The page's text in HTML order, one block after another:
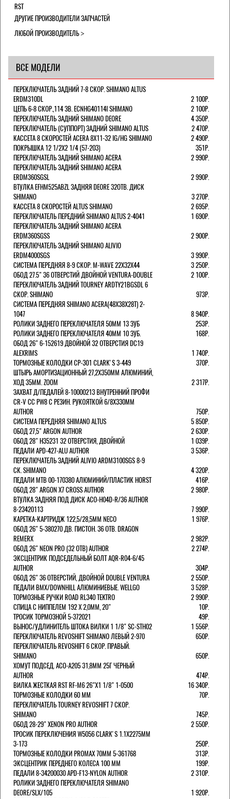
RST
ДРУГИЕ ПРОИЗВОДИТЕЛИ ЗАПЧАСТЕЙ
ЛЮБОЙ ПРОИЗВОДИТЕЛЬ
ВСЕ МОДЕЛИ
ПЕРЕКЛЮЧАТЕЛЬ ЗАДНИЙ 7-8 СКОР. SHIMANO ALTUS
ERDM310DL
2 100Р.
ЦЕПЬ 6-8 СКОР.,114 ЗВ. ECNHG40114I SHIMANO
2 100Р.
ПЕРЕКЛЮЧАТЕЛЬ ЗАДНИЙ SHIMANO DEORE
4 350Р.
ПЕРЕКЛЮЧАТЕЛЬ (СУППОРТ) ЗАДНИЙ SHIMANO ALTUS
2 470Р.
КАССЕТА 8 СКОРОСТЕЙ ACERA 8Х11-32 IG/HG SHIMANO
2 490Р.
ПОКРЫШКА 12 1/2X2 1/4 (57-203)
351Р.
ПЕРЕКЛЮЧАТЕЛЬ ЗАДНИЙ SHIMANO ACERA
2 990Р.
ПЕРЕКЛЮЧАТЕЛЬ ЗАДНИЙ SHIMANO ACERA
ERDM360SGSL
2 990Р.
ВТУЛКА EFHM525ABZL ЗАДНЯЯ DEORE 32ОТВ. ДИСК
SHIMANO
3 270Р.
КАССЕТА 8 СКОРОСТЕЙ ALTUS SHIMANO
2 695Р.
ПЕРЕКЛЮЧАТЕЛЬ ПЕРЕДНИЙ SHIMANO ALTUS 2-4041
1 690Р.
ПЕРЕКЛЮЧАТЕЛЬ ЗАДНИЙ SHIMANO ACERA
ERDM360SGSS
2 900Р.
ПЕРЕКЛЮЧАТЕЛЬ ЗАДНИЙ SHIMANO ALIVIO
ERDM4000SGS
3 990Р.
СИСТЕМА ПЕРЕДНЯЯ 8-9 СКОР. M-WAVE 22Х32Х44
3 250Р.
ОБОД 27.5" 36 ОТВЕРСТИЙ ДВОЙНОЙ VENTURA-DOUBLE
2 100Р.
ПЕРЕКЛЮЧАТЕЛЬ ЗАДНИЙ TOURNEY ARDTY21BGSDL 6
СКОР. SHIMANO
973Р.
СИСТЕМА ПЕРЕДНЯЯ SHIMANO ACERA(48Х38Х28Т) 2-
1047
8 940Р.
РОЛИКИ ЗАДНЕГО ПЕРЕКЛЮЧАТЕЛЯ 50ММ 13 ЗУБ
253Р.
РОЛИКИ ЗАДНЕГО ПЕРЕКЛЮЧАТЕЛЯ 40ММ 10 ЗУБ.
168Р.
ОБОД 26" 6-152619 ДВОЙНОЙ 32 ОТВЕРСТИЯ DC19
ALEXRIMS
1 740Р.
ТОРМОЗНЫЕ КОЛОДКИ CP-301 CLARK'S 3-449
370Р.
ШТЫРЬ АМОРТИЗАЦИОННЫЙ 27,2Х350ММ АЛЮМИНИЙ,
ХОД 35ММ. ZOOM
2 317Р.
ЗАХВАТ Д/ПЕДАЛЕЙ 8-10000213 ВНУТРЕННИЙ ПРОФИ
CR-V CC PW8 С РЕЗИН. РУКОЯТКОЙ 6/8X330ММ
AUTHOR
750Р.
СИСТЕМА ПЕРЕДНЯЯ SHIMANO ALTUS
5 850Р.
ОБОД 27,5" ARGON AUTHOR
2 630Р.
ОБОД 28" H35231 32 ОТВЕРСТИЯ, ДВОЙНОЙ
1 039Р.
ПЕДАЛИ APD-427-ALU AUTHOR
3 536Р.
ПЕРЕКЛЮЧАТЕЛЬ ЗАДНИЙ ALIVIO ARDM3100SGS 8-9
СК. SHIMANO
4 320Р.
ПЕДАЛИ MTB 00-170380 АЛЮМИНИЙ/ПЛАСТИК HORST
416Р.
ОБОД 28" ARGON X7 CROSS AUTHOR
2 980Р.
ВТУЛКА ЗАДНЯЯ ПОД ДИСК ACO-H04D-R/36 AUTHOR
8-23420113
7 990Р.
КАРЕТКА-КАРТРИДЖ 122,5/28,5ММ NECO
1 976Р.
ОБОД 26" 5-380270 ДВ. ПИСТОН. 36 ОТВ. DRAGON
REMERX
2 982Р.
ОБОД 26" NEON PRO (32 ОТВ) AUTHOR
2 274Р.
ЭКСЦЕНТРИК ПОДСЕДЕЛЬНЫЙ БОЛТ AQR-R04-6/45
AUTHOR
304Р.
ОБОД 26" 36 ОТВЕРСТИЙ, ДВОЙНОЙ DOUBLE VENTURA
2 550Р.
ПЕДАЛИ BMX/DOWNHILL АЛЮМИНИЕВЫЕ. WELLGO
3 528Р.
ТОРМОЗНЫЕ РУЧКИ ROAD RL340 TEKTRO
2 990Р.
СПИЦА С НИППЕЛЕМ 192 Х 2,0ММ, 20"
10Р.
ТРОСИК ТОРМОЗНОЙ 5-372021
49Р.
ВЫНОС/УДЛИНИТЕЛЬ ШТОКА ВИЛКИ 1 1/8" SC-STH02
1 556Р.
ПЕРЕКЛЮЧАТЕЛЬ REVOSHIFT SHIMANO ЛЕВЫЙ 2-970
650Р.
ПЕРЕКЛЮЧАТЕЛЬ REVOSHIFT 6 СКОР. ПРАВЫЙ.
SHIMANO
650Р.
ХОМУТ ПОДСЕД. ACO-A205 31,8ММ 25Г ЧЕРНЫЙ
AUTHOR
474Р.
ВИЛКА ЖЕСТКАЯ RST RF-M6 26"Х1 1/8" 1-0500
16 340Р.
ТОРМОЗНЫЕ КОЛОДКИ 60 ММ
70Р.
ПЕРЕКЛЮЧАТЕЛЬ TOURNEY REVOSHIFT 7 СКОР.
SHIMANO
745Р.
ОБОД 28-29" XENON PRO AUTHOR
2 550Р.
ТРОСИК ПЕРЕКЛЮЧЕНИЯ W5056 CLARK'S 1.1Х2275ММ
3-173
250Р.
ТОРМОЗНЫЕ КОЛОДКИ PROMAX 70ММ 5-361768
313Р.
ЭКСЦЕНТРИК ПЕРЕДНЕГО КОЛЕСА 100 ММ
199Р.
ПЕДАЛИ 8-34200030 APD-F13-NYLON AUTHOR
2 310Р.
РОЛИКИ ЗАДНЕГО ПЕРЕКЛЮЧАТЕЛЯ SHIMANO
DEORE/SLX/105
1 920Р.